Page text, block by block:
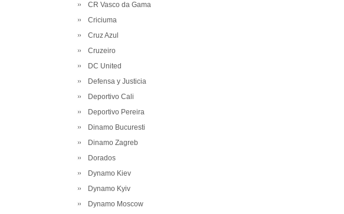
CR Vasco da Gama
Criciuma
Cruz Azul
Cruzeiro
DC United
Defensa y Justicia
Deportivo Cali
Deportivo Pereira
Dinamo Bucuresti
Dinamo Zagreb
Dorados
Dynamo Kiev
Dynamo Kyiv
Dynamo Moscow